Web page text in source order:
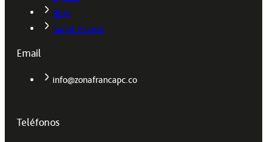
Blog
Super Access
Email
info@zonafrancapc.co
Teléfonos